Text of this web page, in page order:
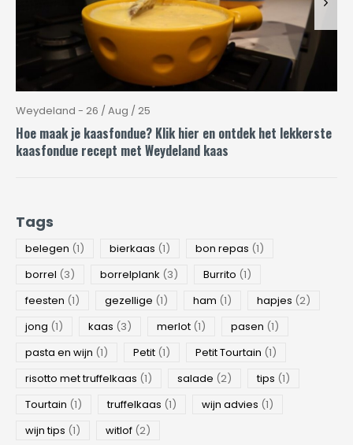
Weydeland - 26 / Aug / 25
Hoe maak je kaasfondue? Klik hier en ontdek het lekkerste
kaasfondue recept met Weydeland kaas
Tags
belegen (1) bierkaas (1) bon repas (1)
borrel (3) borrelplank (3) Burrito (1)
feesten (1) gezellige (1) ham (1) hapjes (2)
jong (1) kaas (3) merlot (1) pasen (1)
pasta en wijn (1) Petit (1) Petit Tourtain (1)
risotto met truffelkaas (1) salade (2) tips (1)
Tourtain (1) truffelkaas (1) wijn advies (1)
wijn tips (1) witlof (2)